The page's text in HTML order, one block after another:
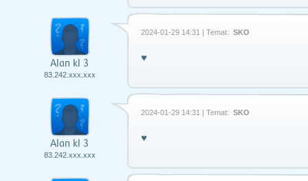
Alan kl 3
83.242.xxx.xxx
2024-01-29 14:31 | Temat: SKO
♥️
Alan kl 3
83.242.xxx.xxx
2024-01-29 14:31 | Temat: SKO
♥️